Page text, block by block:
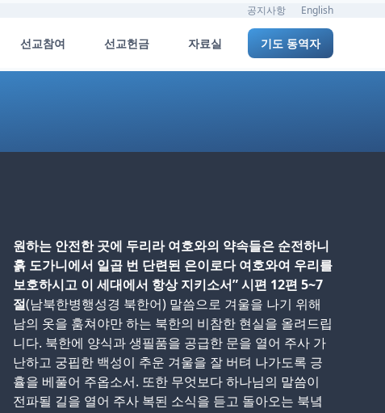
공지사항 English
선교참여 선교헌금 자료실 기도 동역자
원하는 안전한 곳에 두리라 여호와의 약속들은 순전하니
흙 도가니에서 일곱 번 단련된 은이로다 여호와여 우리를
보호하시고 이 세대에서 항상 지키소서” 시편 12편 5~7
절(남북한병행성경 북한어) 말씀으로 겨울을 나기 위해
남의 옷을 훔쳐야만 하는 북한의 비참한 현실을 올려드립
니다. 북한에 양식과 생필품을 공급한 문을 열어 주사 가
난하고 궁핍한 백성이 추운 겨울을 잘 버텨 나가도록 긍
휼을 베풀어 주옵소서. 또한 무엇보다 하나님의 말씀이
전파될 길을 열어 주사 복된 소식을 듣고 돌아오는 북녘